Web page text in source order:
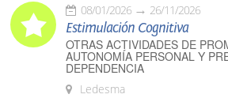
08/01/2026 26/11/2026
Estimulación Cognitiva
OTRAS ACTIVIDADES DE
AUTONOMÍA PERSONAL Y
DEPENDENCIA
Ledesma